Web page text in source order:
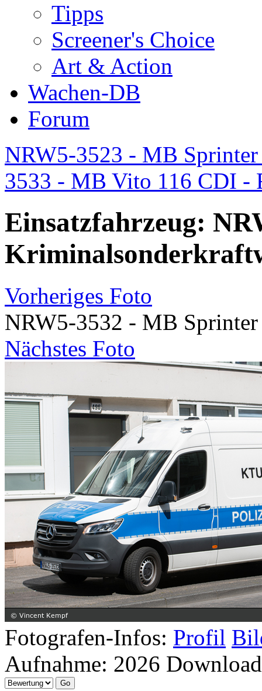
Tipps
Screener's Choice
Art & Action
Wachen-DB
Forum
NRW5-3523 - MB
3533 - MB Vito 116 CDI -
Einsatzfahrzeug:
Vorheriges Foto
NRW5-3532 - MB
Nächstes Foto
Fotografen-Infos: Profil
Aufnahme: 2026